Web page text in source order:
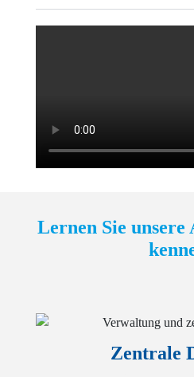
Lernen Sie unsere
Zentrale